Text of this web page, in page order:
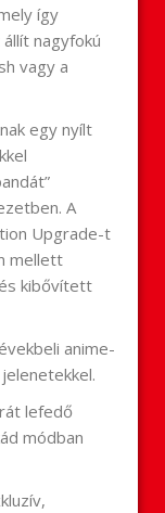
így
nagyfokú
vagy a
egy nyílt
A
Upgrade-t
mellett
kibővített
anime-
lefedő
módban